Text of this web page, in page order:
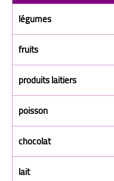
légumes
fruits
produits laitiers
poisson
chocolat
lait